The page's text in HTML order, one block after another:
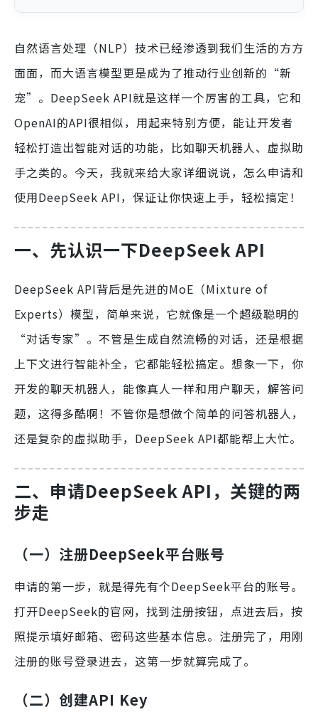
自然语言处理（NLP）技术已经渗透到我们生活的方方
面面，而大语言模型更是成为了推动行业创新的“新
宠”。DeepSeek API就是这样一个厉害的工具，它和
OpenAI的API很相似，用起来特别方便，能让开发者
轻松打造出智能对话的功能，比如聊天机器人、虚拟助
手之类的。今天，我就来给大家详细说说，怎么申请和
使用DeepSeek API，保证让你快速上手，轻松搞定！
一、先认识一下DeepSeek API
DeepSeek API背后是先进的MoE（Mixture of
Experts）模型，简单来说，它就像是一个超级聪明的
“对话专家”。不管是生成自然流畅的对话，还是根据
上下文进行智能补全，它都能轻松搞定。想象一下，你
开发的聊天机器人，能像真人一样和用户聊天，解答问
题，这得多酷啊！不管你是想做个简单的问答机器人，
还是复杂的虚拟助手，DeepSeek API都能帮上大忙。
二、申请DeepSeek API，关键的两
步走
（一）注册DeepSeek平台账号
申请的第一步，就是得先有个DeepSeek平台的账号。
打开DeepSeek的官网，找到注册按钮，点进去后，按
照提示填好邮箱、密码这些基本信息。注册完了，用刚
注册的账号登录进去，这第一步就算完成了。
（二）创建API Key